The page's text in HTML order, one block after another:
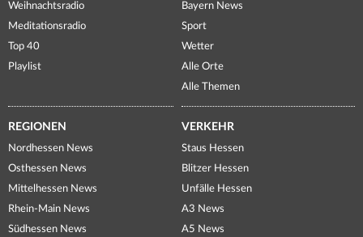
Weihnachtsradio
Meditationsradio
Top 40
Playlist
Bayern News
Sport
Wetter
Alle Orte
Alle Themen
REGIONEN
Nordhessen News
Osthessen News
Mittelhessen News
Rhein-Main News
Südhessen News
VERKEHR
Staus Hessen
Blitzer Hessen
Unfälle Hessen
A3 News
A5 News